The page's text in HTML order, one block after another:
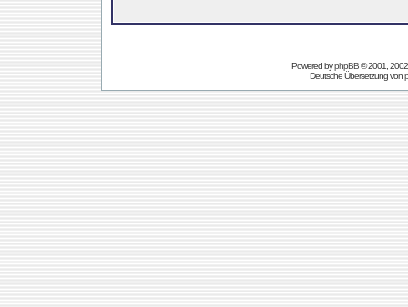
Powered byphpBB© 2001,
Deutsche Übersetzung von